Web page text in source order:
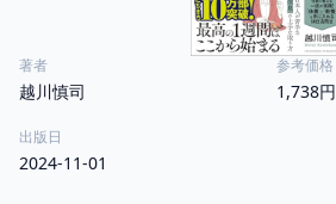
著者
越川慎司
参考価格
1,738円
出版日
2024-11-01